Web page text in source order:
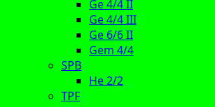
Ge 4/4 II
Ge 4/4 III
Ge 6/6 II
Gem 4/4
SPB
He 2/2
TPF